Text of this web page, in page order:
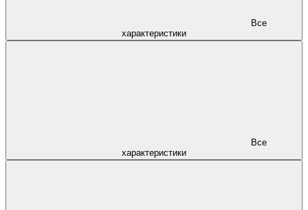
характеристики
характеристики